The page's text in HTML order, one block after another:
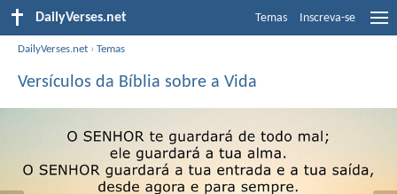
DailyVerses.net Temas Inscreva-se
DailyVerses.net ›Temas
Versículos da Bíblia sobre a Vida